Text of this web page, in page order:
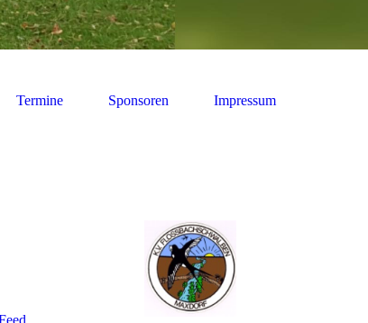
Termine Sponsoren Impressum